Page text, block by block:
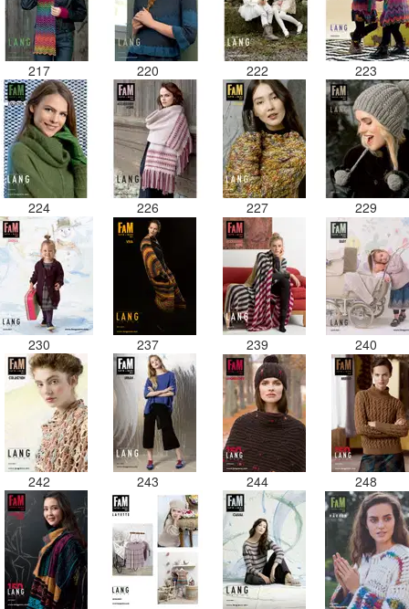
217 220 222 223
224 226 227 229
230 237 239 240
242 243 244 248